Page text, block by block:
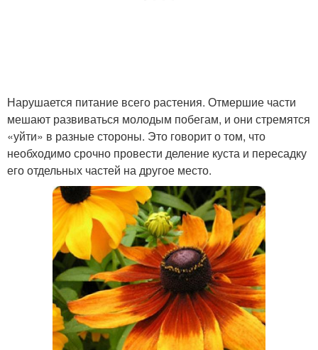
Нарушается питание всего растения. Отмершие части
мешают развиваться молодым побегам, и они стремятся
«уйти» в разные стороны. Это говорит о том, что
необходимо срочно провести деление куста и пересадку
его отдельных частей на другое место.